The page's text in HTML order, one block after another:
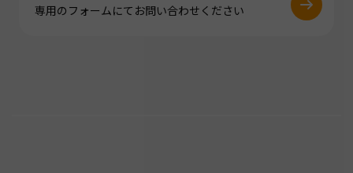
専用のフォームにてお問い合わせください